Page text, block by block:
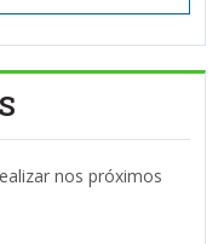
nos próximos